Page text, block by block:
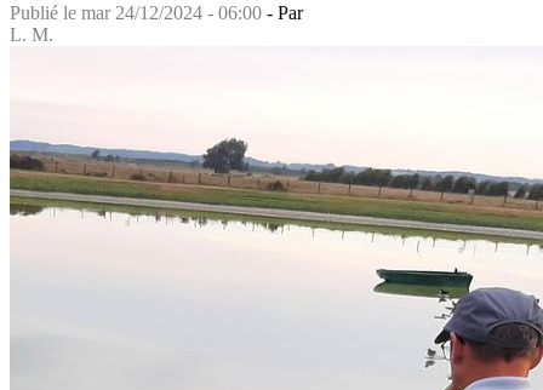
Publié le mar 24/12/2024 - 06:00 - Par
L. M.